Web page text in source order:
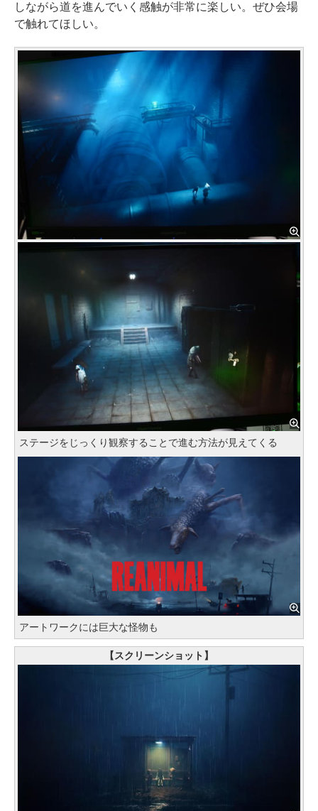
しながら道を進んでいく感触が非常に楽しい。ぜひ会場
で触れてほしい。
ステージをじっくり観察することで進む方法が見えてくる
アートワークには巨大な怪物も
【スクリーンショット】